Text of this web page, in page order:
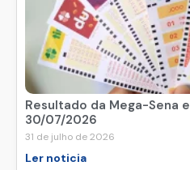
Resultado da Mega-Sena
30/07/2026
31 de julho de 2026
Ler noticia